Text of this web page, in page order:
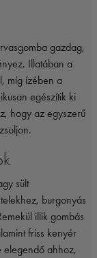
gazdag,
Illatában a
míg ízében a
egészítik ki
hogy az egyszerű
sült
burgonyás
illik gombás
friss kenyér
elegendő ahhoz,